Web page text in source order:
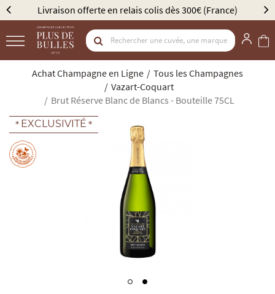
(France) Élu Meilleur Caviste Champagne par
Achat Champagne en Ligne
Tous les Champagnes
Vazart-Coquart
Brut Réserve Blanc de Blancs - Bouteille 75CL
EXCLUSIVITÉ